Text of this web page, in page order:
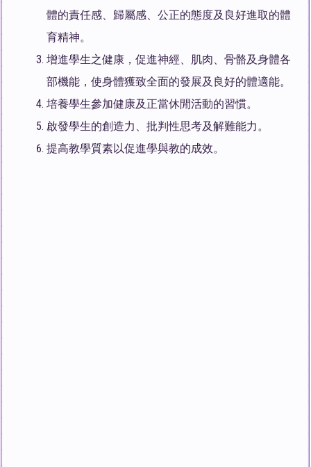
體的責任感、歸屬感、公正的態度及良好進取的體
育精神。
增進學生之健康，促進神經、肌肉、骨骼及身體各
部機能，使身體獲致全面的發展及良好的體適能。
培養學生參加健康及正當休閒活動的習慣。
啟發學生的創造力、批判性思考及解難能力。
提高教學質素以促進學與教的成效。